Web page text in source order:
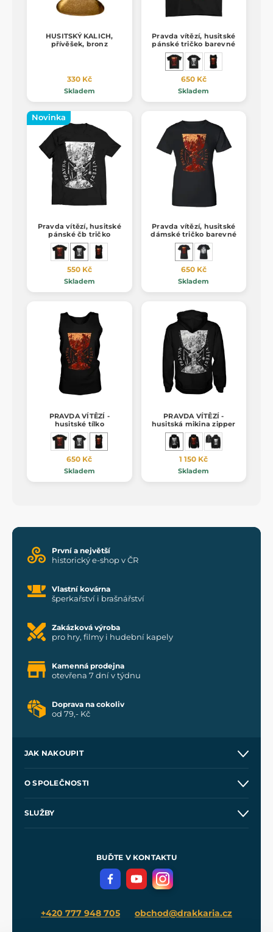
HUSITSKÝ KALICH,
přívěšek, bronz
330 Kč
Skladem
Pravda vítězí, husitské
pánské tričko barevné
650 Kč
Skladem
Novinka
Pravda vítězí, husitské
pánské čb tričko
550 Kč
Skladem
Pravda vítězí, husitské
dámské tričko barevné
650 Kč
Skladem
PRAVDA VÍTĚZÍ -
husitské tílko
650 Kč
Skladem
PRAVDA VÍTĚZÍ -
husitská mikina zipper
1 150 Kč
Skladem
První a největší
historický e-shop v ČR
Vlastní kovárna
šperkařství i brašnářství
Zakázková výroba
pro hry, filmy i hudební kapely
Kamenná prodejna
otevřena 7 dní v týdnu
Doprava na cokoliv
od 79,- Kč
JAK NAKOUPIT
Velkoobchod
O SPOLEČNOSTI
SLUŽBY
Meče pro Kingdom Come
BUĎTE V KONTAKTU
+420 777 948 705 obchod@drakkaria.cz